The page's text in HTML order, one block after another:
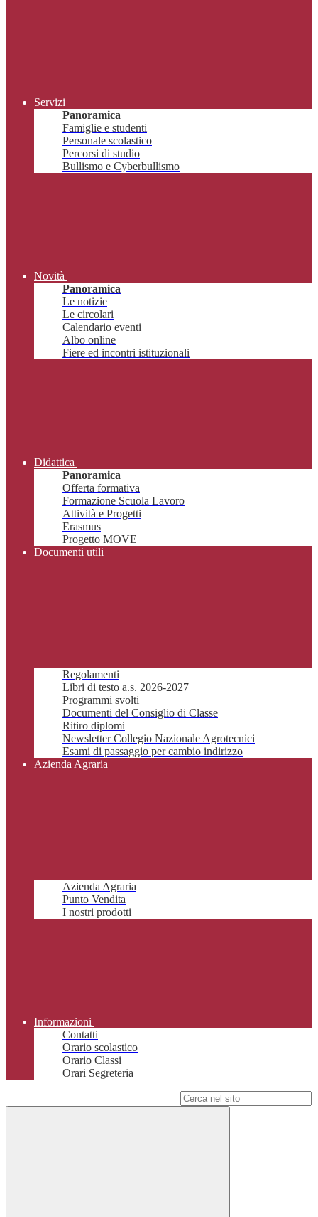
Servizi
Panoramica
Famiglie e studenti
Personale scolastico
Percorsi di studio
Bullismo e Cyberbullismo
Novità
Panoramica
Le notizie
Le circolari
Calendario eventi
Albo online
Fiere ed incontri istituzionali
Didattica
Panoramica
Offerta formativa
Formazione Scuola Lavoro
Attività e Progetti
Erasmus
Progetto MOVE
Documenti utili
Regolamenti
Libri di testo a.s. 2026-2027
Programmi svolti
Documenti del Consiglio di Classe
Ritiro diplomi
Newsletter Collegio Nazionale Agrotecnici
Esami di passaggio per cambio indirizzo
Azienda Agraria
Azienda Agraria
Punto Vendita
I nostri prodotti
Informazioni
Contatti
Orario scolastico
Orario Classi
Orari Segreteria